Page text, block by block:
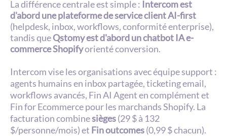
La différence centrale est simple : Intercom est
d'abord une plateforme de service client AI-first
(helpdesk, inbox, workflows, conformité enterprise),
tandis que Qstomy est d'abord un chatbot IA e-
commerce Shopify orienté conversion.
Intercom vise les organisations avec équipe support :
agents humains en inbox partagée, ticketing email,
workflows avancés, Fin AI Agent en complément et
Fin for Ecommerce pour les marchands Shopify. La
facturation combine sièges (29 $ à 132
$/personne/mois) et Fin outcomes (0,99 $ chacun).